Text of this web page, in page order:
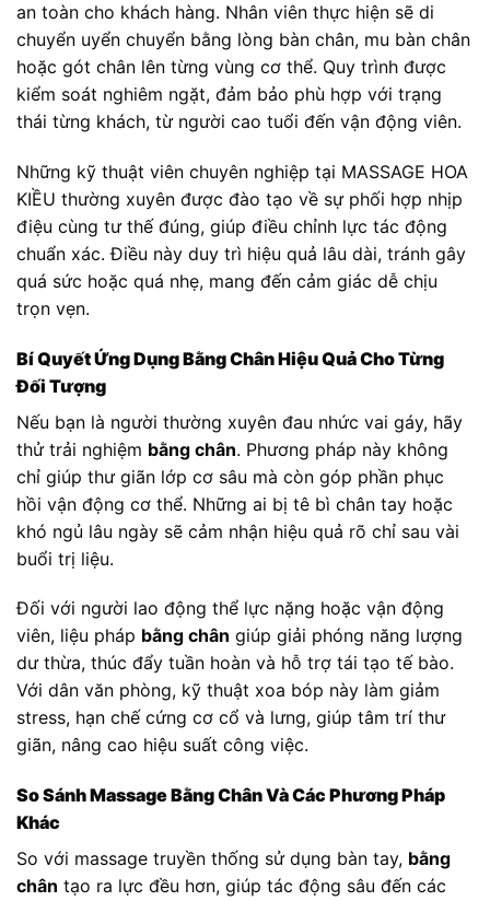
an toàn cho khách hàng. Nhân viên thực hiện sẽ di
chuyển uyển chuyển bằng lòng bàn chân, mu bàn chân
hoặc gót chân lên từng vùng cơ thể. Quy trình được
kiểm soát nghiêm ngặt, đảm bảo phù hợp với trạng
thái từng khách, từ người cao tuổi đến vận động viên.
Những kỹ thuật viên chuyên nghiệp tại MASSAGE HOA
KIỀU thường xuyên được đào tạo về sự phối hợp nhịp
điệu cùng tư thế đúng, giúp điều chỉnh lực tác động
chuẩn xác. Điều này duy trì hiệu quả lâu dài, tránh gây
quá sức hoặc quá nhẹ, mang đến cảm giác dễ chịu
trọn vẹn.
Bí Quyết Ứng Dụng Bằng Chân Hiệu Quả Cho Từng
Đối Tượng
Nếu bạn là người thường xuyên đau nhức vai gáy, hãy
thử trải nghiệm bằng chân. Phương pháp này không
chỉ giúp thư giãn lớp cơ sâu mà còn góp phần phục
hồi vận động cơ thể. Những ai bị tê bì chân tay hoặc
khó ngủ lâu ngày sẽ cảm nhận hiệu quả rõ chỉ sau vài
buổi trị liệu.
Đối với người lao động thể lực nặng hoặc vận động
viên, liệu pháp bằng chân giúp giải phóng năng lượng
dư thừa, thúc đẩy tuần hoàn và hỗ trợ tái tạo tế bào.
Với dân văn phòng, kỹ thuật xoa bóp này làm giảm
stress, hạn chế cứng cơ cổ và lưng, giúp tâm trí thư
giãn, nâng cao hiệu suất công việc.
So Sánh Massage Bằng Chân Và Các Phương Pháp
Khác
So với massage truyền thống sử dụng bàn tay, bằng
chân tạo ra lực đều hơn, giúp tác động sâu đến các